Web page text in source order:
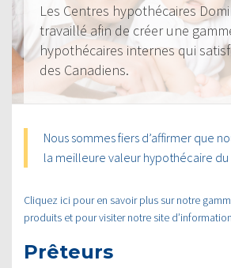
Les Centres hypothécaires
travaillé afin de créer une
hypothécaires internes qui
des Canadiens.
Nous sommes fiers d’affirmer que
la meilleure valeur hypothécaire du
Cliquez ici pour en savoir plus sur notre
produits et pour visiter notre site
Prêteurs